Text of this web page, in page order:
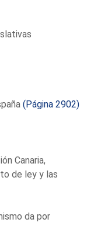
(Página 2902)
Canaria,
de ley y las
da por